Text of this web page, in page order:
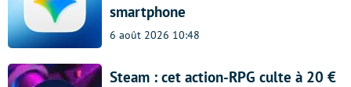
smartphone
6 août 2026 10:48
Steam : cet action-RPG culte à 20 €